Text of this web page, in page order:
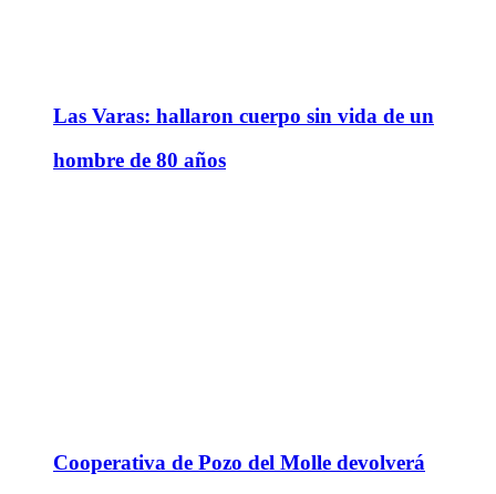
Las Varas: hallaron cuerpo sin vida de un
hombre de 80 años
Cooperativa de Pozo del Molle devolverá